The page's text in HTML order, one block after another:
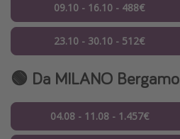
09.10 - 16.10 - 488€
23.10 - 30.10 - 512€
🟢 Da MILANO Bergamo
04.08 - 11.08 - 1.457€